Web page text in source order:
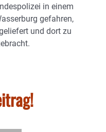
in einem
gefahren,
und dort zu